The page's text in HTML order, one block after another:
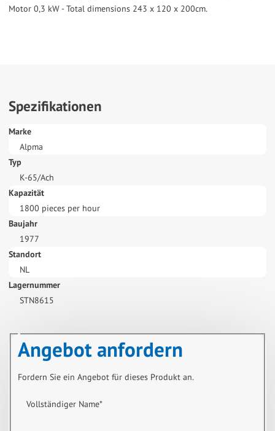
swipe
Motor 0,3 kW - Total dimensions 243 x 120 x 200cm.
Spezifikationen
Marke
Alpma
Typ
K-65/Ach
Kapazität
1800 pieces per hour
Baujahr
1977
Standort
NL
Lagernummer
STN8615
Angebot anfordern
Fordern Sie ein Angebot für dieses Produkt an.
Vollständiger Name*